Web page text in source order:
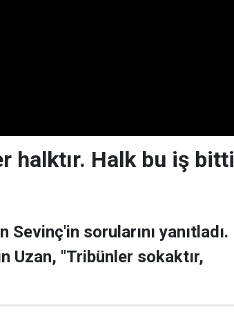
halktır. Halk bu iş bitti
sorularını yanıtladı.
Uzan, "Tribünler sokaktır,